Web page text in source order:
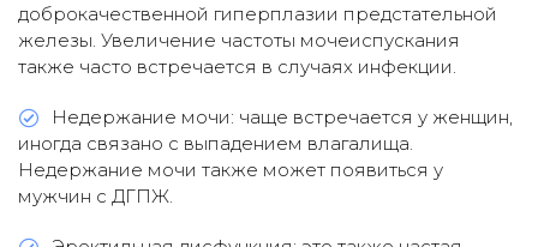
доброкачественной гиперплазии предстательной
железы. Увеличение частоты мочеиспускания
также часто встречается в случаях инфекции.
Недержание мочи: чаще встречается у женщин,
иногда связано с выпадением влагалища.
Недержание мочи также может появиться у
мужчин с ДГПЖ.